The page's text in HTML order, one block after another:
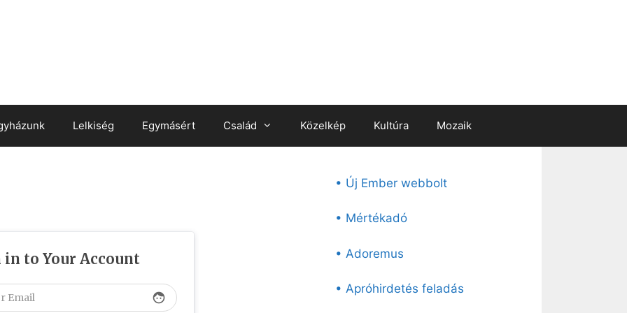
Lelkiség Egymásért Család Közelkép Kultúra Mozaik
in to Your Account
face
• Új Ember webbolt
• Mértékadó
• Adoremus
• Apróhirdetés feladás